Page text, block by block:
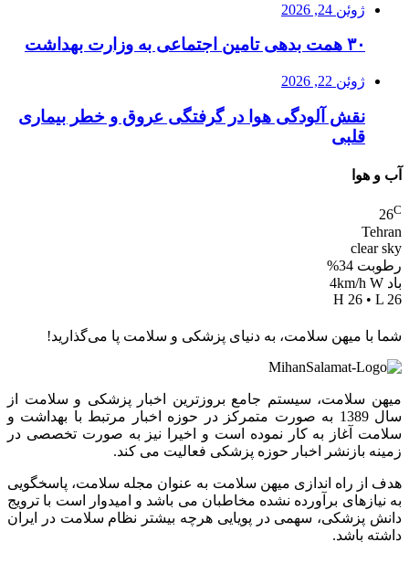
ژوئن 24, 2026
۳۰ همت بدهی تامین اجتماعی به وزارت بهداشت
ژوئن 22, 2026
نقش آلودگی هوا در گرفتگی عروق و خطر بیماری
قلبی
آب و هوا
26C
Tehran
clear sky
رطوبت 34%
باد 4km/h W
H 26 • L 26
شما با میهن سلامت، به دنیای پزشکی و سلامت پا می‌گذارید!
میهن سلامت، سیستم جامع بروزترین اخبار پزشکی و سلامت از
سال 1389 به صورت متمرکز در حوزه اخبار مرتبط با بهداشت و
سلامت آغاز به کار نموده است و اخیرا نیز به صورت تخصصی در
زمینه بازنشر اخبار حوزه پزشکی فعالیت می کند.
هدف از راه اندازی میهن سلامت به عنوان مجله سلامت، پاسخگویی
به نیازهای برآورده نشده مخاطبان می باشد و امیدوار است با ترویج
دانش پزشکی، سهمی در پویایی هرچه بیشتر نظام سلامت در ایران
داشته باشد.